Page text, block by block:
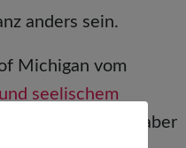
anders sein.
Michigan vom
seelischem
krank sind – uns aber